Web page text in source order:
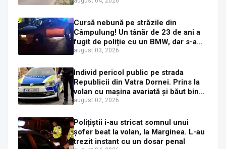
Cursă nebună pe străzile din
Câmpulung! Un tânăr de 23 de ani a
fugit de poliție cu un BMW, dar s-a
oprit într-un gard de pe strada
august 03, 2026
Individ pericol public pe strada
Republicii din Vatra Dornei. Prins la
volan cu mașina avariată și băut bine,
în plină zi
august 02, 2026
Polițiștii i-au stricat somnul unui
șofer beat la volan, la Marginea. L-au
trezit instant cu un dosar penal